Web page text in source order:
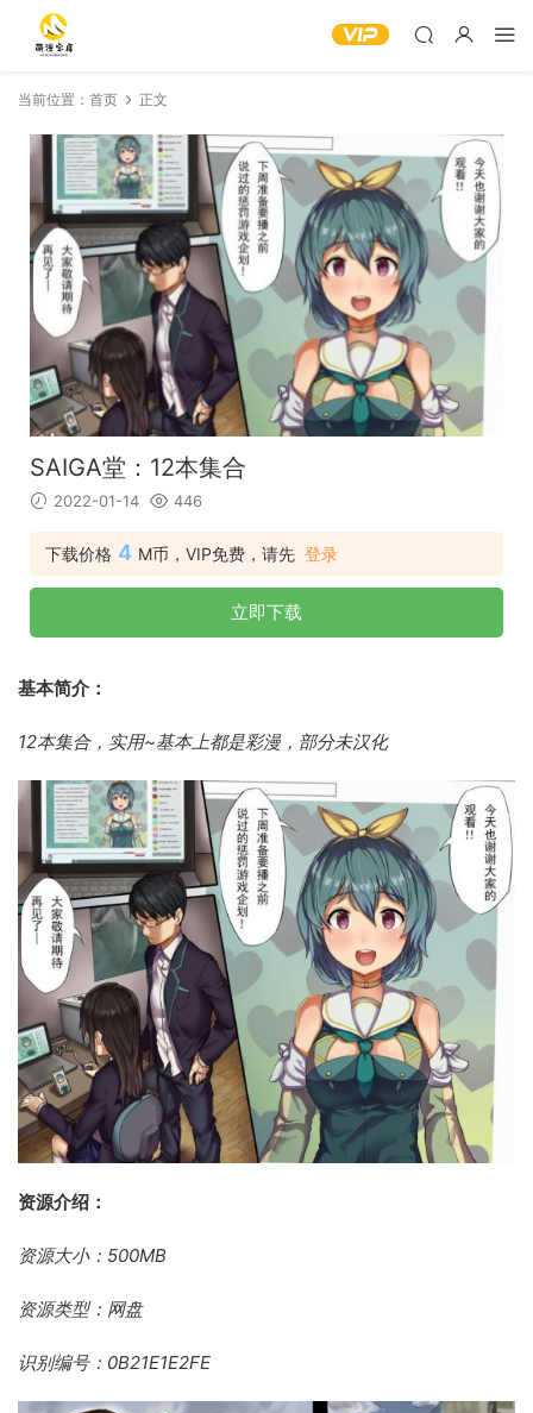
当前位置： 首页 正文
SAIGA堂：12本集合
2022-01-14 446
下载价格 4 M币，VIP免费，请先 登录
立即下载
基本简介：
12本集合，实用~基本上都是彩漫，部分未汉化
资源介绍：
资源大小：500MB
资源类型：网盘
识别编号：0B21E1E2FE